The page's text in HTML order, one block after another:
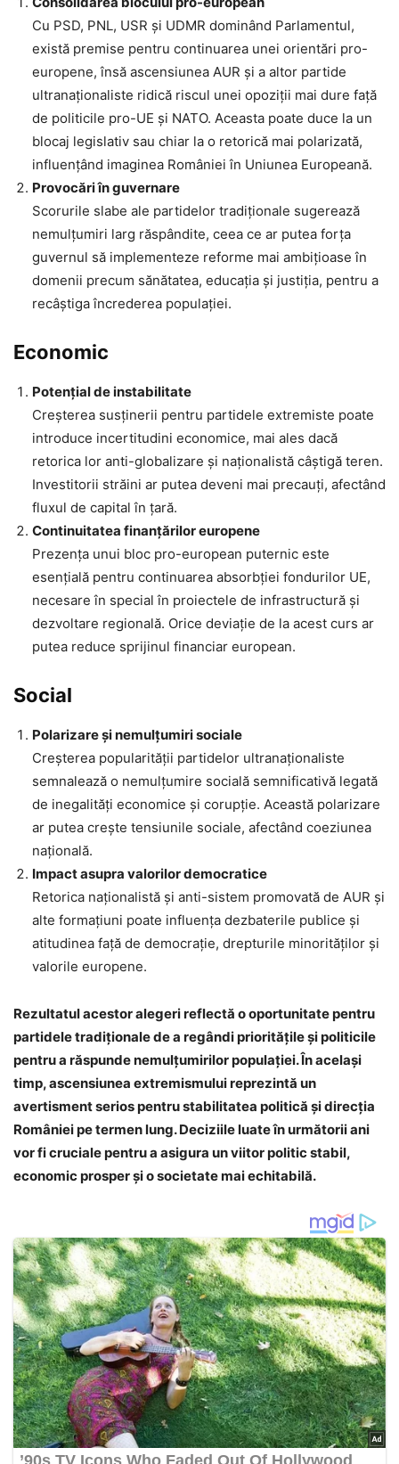
Cu PSD, PNL, USR și UDMR dominând Parlamentul,
există premise pentru continuarea unei orientări pro-
europene, însă ascensiunea AUR și a altor partide
ultranaționaliste ridică riscul unei opoziții mai dure față
de politicile pro-UE și NATO. Aceasta poate duce la un
blocaj legislativ sau chiar la o retorică mai polarizată,
influențând imaginea României în Uniunea Europeană.
Provocări în guvernare
Scorurile slabe ale partidelor tradiționale sugerează
nemulțumiri larg răspândite, ceea ce ar putea forța
guvernul să implementeze reforme mai ambițioase în
domenii precum sănătatea, educația și justiția, pentru a
recâștiga încrederea populației.
Economic
Potențial de instabilitate
Creșterea susținerii pentru partidele extremiste poate
introduce incertitudini economice, mai ales dacă
retorica lor anti-globalizare și naționalistă câștigă teren.
Investitorii străini ar putea deveni mai precauți, afectând
fluxul de capital în țară.
Continuitatea finanțărilor europene
Prezența unui bloc pro-european puternic este
esențială pentru continuarea absorbției fondurilor UE,
necesare în special în proiectele de infrastructură și
dezvoltare regională. Orice deviație de la acest curs ar
putea reduce sprijinul financiar european.
Social
Polarizare și nemulțumiri sociale
Creșterea popularității partidelor ultranaționaliste
semnalează o nemulțumire socială semnificativă legată
de inegalități economice și corupție. Această polarizare
ar putea crește tensiunile sociale, afectând coeziunea
națională.
Impact asupra valorilor democratice
Retorica naționalistă și anti-sistem promovată de AUR și
alte formațiuni poate influența dezbaterile publice și
atitudinea față de democrație, drepturile minorităților și
valorile europene.
Rezultatul acestor alegeri reflectă o oportunitate pentru
partidele tradiționale de a regândi prioritățile și politicile
pentru a răspunde nemulțumirilor populației. În același
timp, ascensiunea extremismului reprezintă un
avertisment serios pentru stabilitatea politică și direcția
României pe termen lung. Deciziile luate în următorii ani
vor fi cruciale pentru a asigura un viitor politic stabil,
economic prosper și o societate mai echitabilă.